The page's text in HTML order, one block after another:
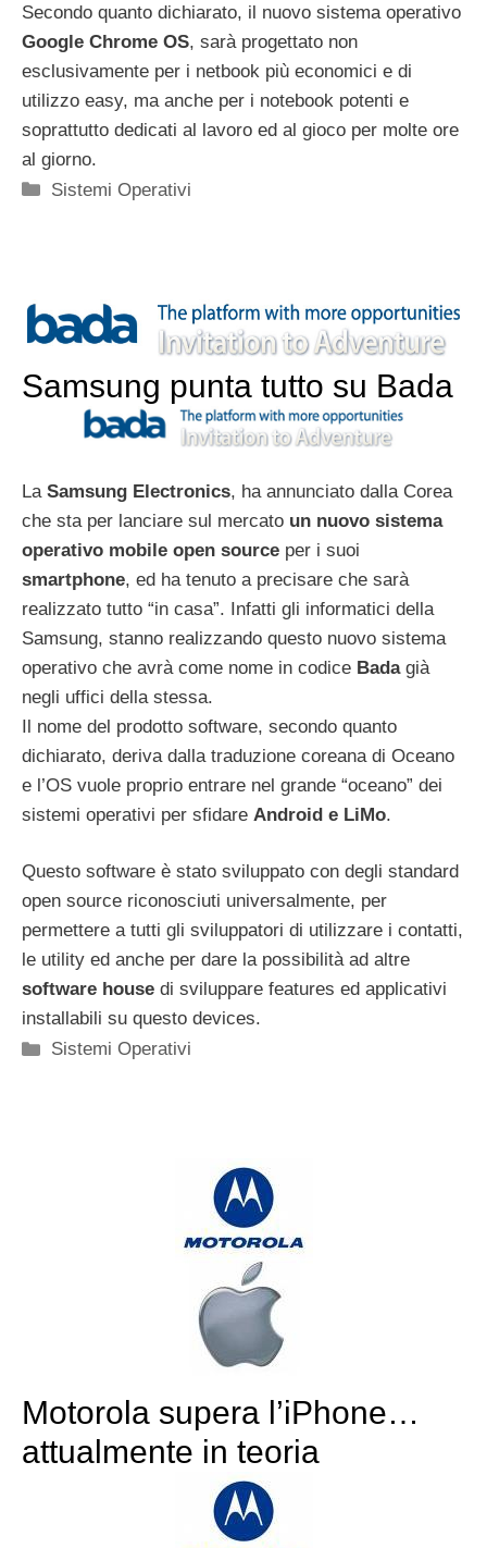
Secondo quanto dichiarato, il nuovo sistema operativo
Google Chrome OS, sarà progettato non
esclusivamente per i netbook più economici e di
utilizzo easy, ma anche per i notebook potenti e
soprattutto dedicati al lavoro ed al gioco per molte ore
al giorno.
Categorie
Sistemi Operativi
Samsung punta tutto su Bada
La Samsung Electronics, ha annunciato dalla Corea
che sta per lanciare sul mercato un nuovo sistema
operativo mobile open source per i suoi
smartphone, ed ha tenuto a precisare che sarà
realizzato tutto “in casa”. Infatti gli informatici della
Samsung, stanno realizzando questo nuovo sistema
operativo che avrà come nome in codice Bada già
negli uffici della stessa.
Il nome del prodotto software, secondo quanto
dichiarato, deriva dalla traduzione coreana di Oceano
e l’OS vuole proprio entrare nel grande “oceano” dei
sistemi operativi per sfidare Android e LiMo.
Questo software è stato sviluppato con degli standard
open source riconosciuti universalmente, per
permettere a tutti gli sviluppatori di utilizzare i contatti,
le utility ed anche per dare la possibilità ad altre
software house di sviluppare features ed applicativi
installabili su questo devices.
Categorie
Sistemi Operativi
Motorola supera l’iPhone…
attualmente in teoria